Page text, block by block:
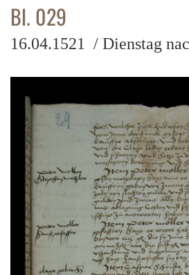
Bl. 029
16.04.1521 / Dienstag